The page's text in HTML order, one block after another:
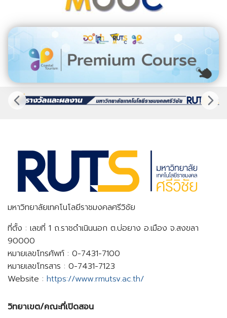
มหาวิทยาลัยเทคโนโลยีราชมงคลศรีวิชัย
ที่ตั้ง : เลขที่ 1 ถ.ราชดำเนินนอก ต.บ่อยาง อ.เมือง จ.สงขลา
90000
หมายเลขโทรศัพท์ : 0-7431-7100
หมายเลขโทรสาร : 0-7431-7123
Website : https://www.rmutsv.ac.th/
วิทยาเขต/คณะที่เปิดสอน​